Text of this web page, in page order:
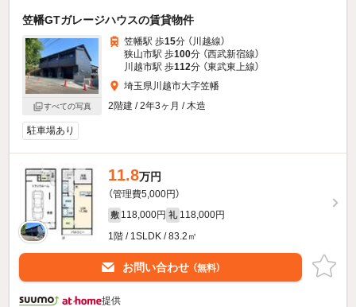
笠幡GTガレージハウスの賃貸物件
すべての写真
笠幡駅 歩15分 （川越線）
狭山市駅 歩100分 （西武新宿線）
川越市駅 歩112分 （東武東上線）
埼玉県川越市大字笠幡
2階建 / 2年3ヶ月 / 木造
駐車場あり
11.8万円
（管理費5,000円）
敷 118,000円 礼 118,000円
1階 / 1SLDK / 83.2㎡
お問い合わせ （無料）
提供